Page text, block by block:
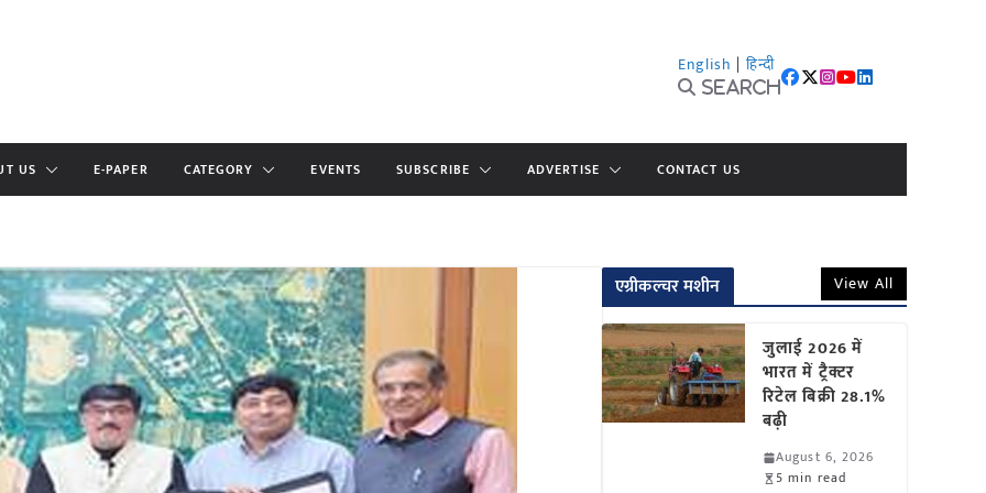
English | हिन्दी
Search
US E-PAPER CATEGORY EVENTS SUBSCRIBE ADVERTISE CONTACT US
एग्रीकल्चर मशीन View All
जुलाई 2026 में
भारत में ट्रैक्टर
रिटेल बिक्री 28.1%
बढ़ी
August 6, 2026
5 min read